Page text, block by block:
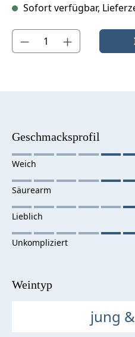
Sofort verfügbar,
Produkt Anzahl: Gib den
Geschmacksprofil
Weintyp
jung